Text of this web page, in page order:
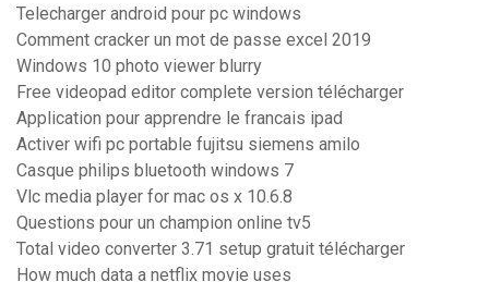
Telecharger android pour pc windows
Comment cracker un mot de passe excel 2019
Windows 10 photo viewer blurry
Free videopad editor complete version télécharger
Application pour apprendre le francais ipad
Activer wifi pc portable fujitsu siemens amilo
Casque philips bluetooth windows 7
Vlc media player for mac os x 10.6.8
Questions pour un champion online tv5
Total video converter 3.71 setup gratuit télécharger
How much data a netflix movie uses